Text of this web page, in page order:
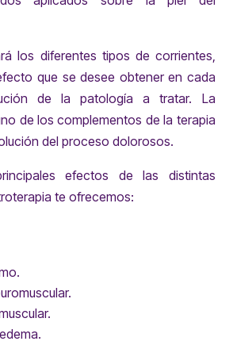
los diferentes tipos de corrientes,
que se desee obtener en cada
de la patología a tratar. La
de los complementos de la terapia
del proceso dolorosos.
efectos de las distintas
te ofrecemos: